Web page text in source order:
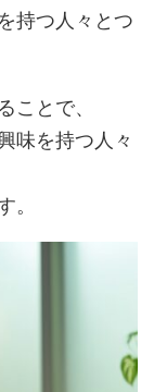
持つ人々とつ
とで、
味を持つ人々